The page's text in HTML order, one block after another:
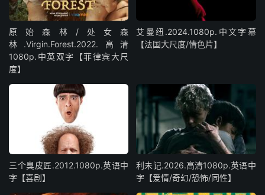
原始森林/处女森
林.Virgin.Forest.2022.高清
1080p.中英双字【菲律宾大尺
度】
艾曼纽.2024.1080p.中文字幕
【法国大尺度/情色片】
三个臭皮匠.2012.1080p.英语中
字【喜剧】
利未记.2026.高清1080p.英语中
字【爱情/奇幻/恐怖/同性】